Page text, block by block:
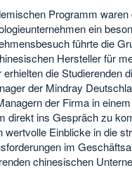
Programm
ein
führte die
Hersteller für
die Studierenden
der Mindray
der Firma in
direkt ins Gespräch zu
wertvolle Einblicke in die
im
chinesischen